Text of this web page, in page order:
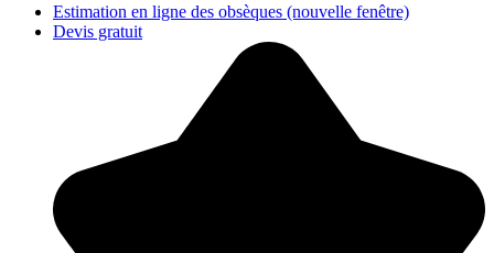
Estimation en ligne des obsèques (nouvelle fenêtre)
Devis gratuit